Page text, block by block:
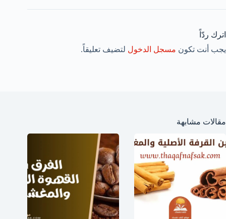
اترك ردّاً
يجب أنت تكون مسجل الدخول لتضيف تعليقاً.
مقالات مشابهة